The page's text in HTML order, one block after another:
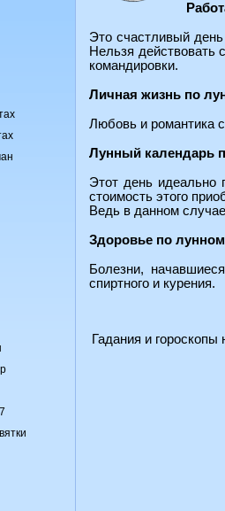
Это счастливый
Нельзя действовать
командировки.
Личная жизнь по
Любовь и романтика
Лунный календарь
Этот день идеально
стоимость этого
Ведь в данном
Здоровье по
Болезни,
спиртного и курения.
Гадания и